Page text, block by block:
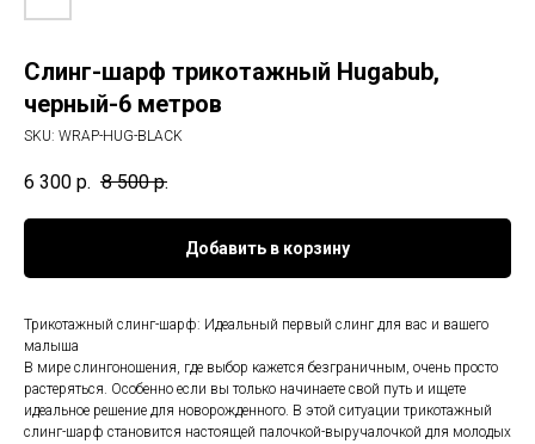
Слинг-шарф трикотажный Hugabub,
черный-6 метров
SKU: WRAP-HUG-BLACK
6 300 р. 8 500 р.
Добавить в корзину
Трикотажный слинг-шарф: Идеальный первый слинг для вас и вашего
малыша
В мире слингоношения, где выбор кажется безграничным, очень просто
растеряться. Особенно если вы только начинаете свой путь и ищете
идеальное решение для новорожденного. В этой ситуации трикотажный
слинг-шарф становится настоящей палочкой-выручалочкой для молодых